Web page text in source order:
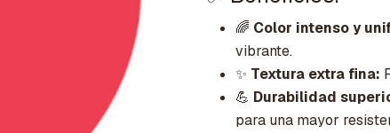
🌈 Color intenso y
vibrante.
✨ Textura extra fina:
💪 Durabilidad
para una mayor